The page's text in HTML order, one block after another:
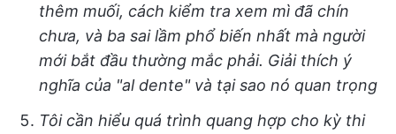
thêm muối, cách kiểm tra xem mì đã chín
chưa, và ba sai lầm phổ biến nhất mà người
mới bắt đầu thường mắc phải. Giải thích ý
nghĩa của "al dente" và tại sao nó quan trọng
Tôi cần hiểu quá trình quang hợp cho kỳ thi